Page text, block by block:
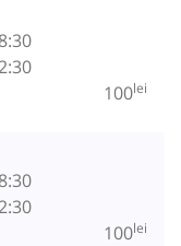
100lei
100lei